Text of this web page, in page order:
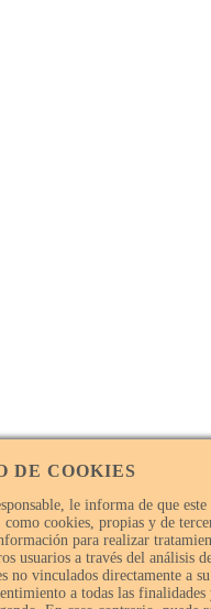
DE COOKIES
le informa de que este
cookies, propias y de
para realizar
usuarios a través del análisis
no vinculados directamente a
a todas las